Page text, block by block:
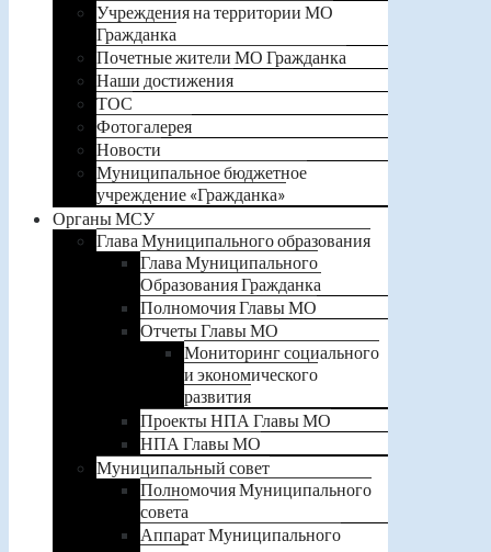
Учреждения на территории МО
Гражданка
Почетные жители МО Гражданка
Наши достижения
ТОС
Фотогалерея
Новости
Муниципальное бюджетное
учреждение «Гражданка»
Органы МСУ
Глава Муниципального образования
Глава Муниципального
Образования Гражданка
Полномочия Главы МО
Отчеты Главы МО
Мониторинг социального
и экономического
развития
Проекты НПА Главы МО
НПА Главы МО
Муниципальный совет
Полномочия Муниципального
совета
Аппарат Муниципального